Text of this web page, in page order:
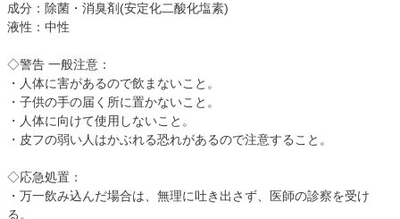
成分：除菌・消臭剤(安定化二酸化塩素)
液性：中性
◇警告 一般注意：
・人体に害があるので飲まないこと。
・子供の手の届く所に置かないこと。
・人体に向けて使用しないこと。
・皮フの弱い人はかぶれる恐れがあるので注意すること。
◇応急処置：
・万一飲み込んだ場合は、無理に吐き出さず、医師の診察を受け
る。